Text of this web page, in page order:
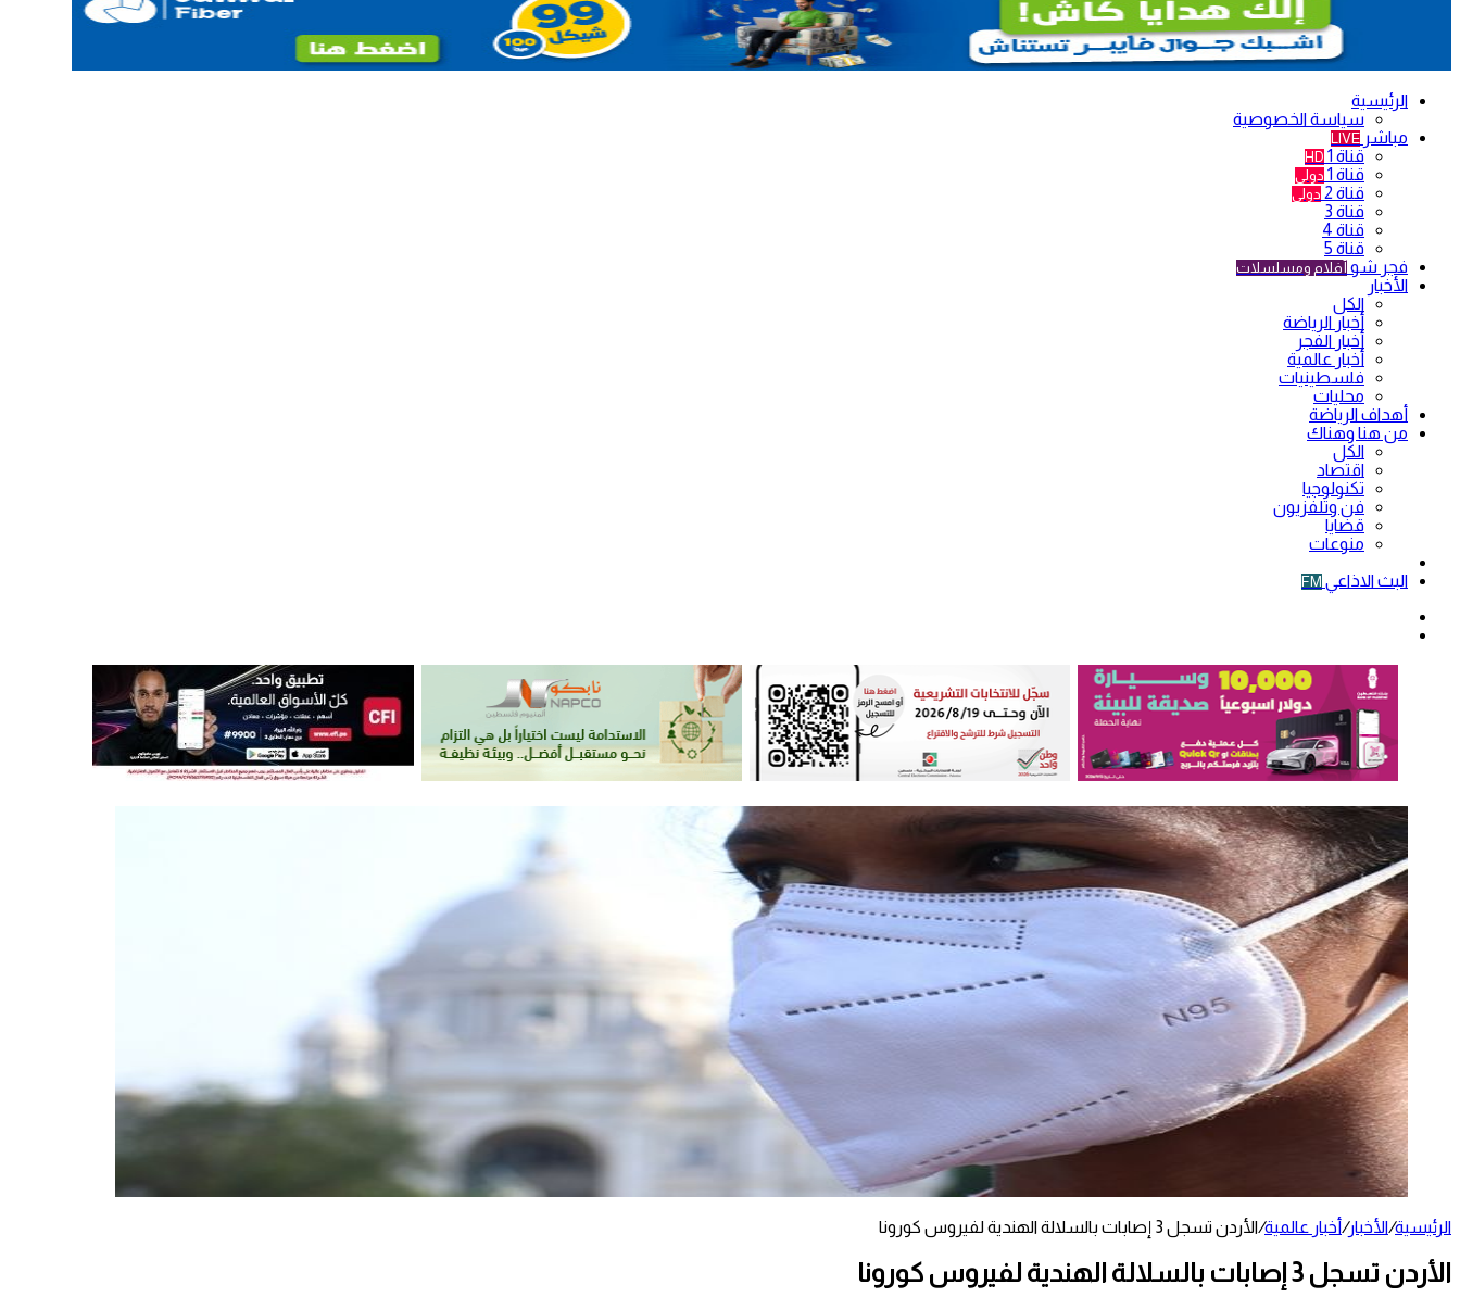
الرئيسية
سياسة الخصوصية
مباشر LIVE
قناة 1 HD
قناة 1 دولي
قناة 2 دولي
قناة 3
قناة 4
قناة 5
فجر شو أفلام ومسلسلات
الأخبار
الكل
أخبار الرياضة
أخبار الفجر
أخبار عالمية
فلسطينيات
محليات
أهداف الرياضة
من هنا وهناك
الكل
اقتصاد
تكنولوجيا
فن وتلفزيون
قضايا
منوعات
البث الاذاعي FM
الرئيسية/الأخبار/أخبار عالمية/الأردن تسجل 3 إصابات بالسلالة الهندية لفيروس كورونا
الأردن تسجل 3 إصابات بالسلالة الهندية لفيروس كورونا